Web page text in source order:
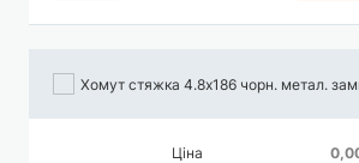
Хомут стяжка 4.8х186 чорн. метал.
Ціна